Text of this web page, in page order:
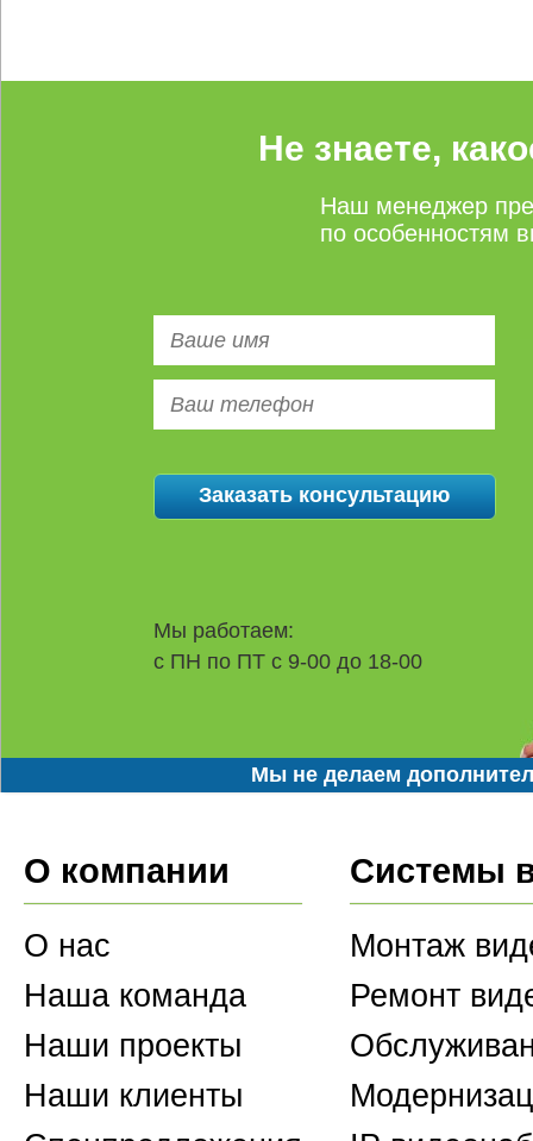
Не знаете,
Наш менеджер
по особенностям
Мы работаем:
с ПН по ПТ с 9-00 до 18-00
Мы не делаем
О компании
О нас
Наша команда
Наши проекты
Наши клиенты
Системы
Монтаж
Ремонт